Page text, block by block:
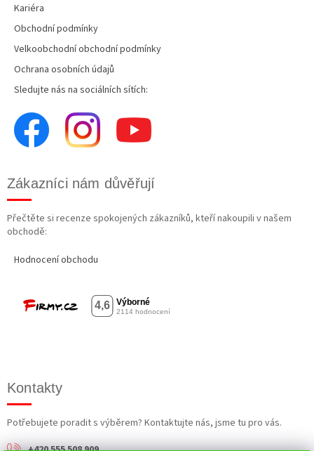
Kariéra
Obchodní podmínky
Velkoobchodní obchodní podmínky
Ochrana osobních údajů
Sledujte nás na sociálních sítích:
Zákazníci nám důvěřují
Přečtěte si recenze spokojených zákazníků, kteří nakoupili v našem
obchodě:
Hodnocení obchodu
Kontakty
Potřebujete poradit s výběrem? Kontaktujte nás, jsme tu pro vás.